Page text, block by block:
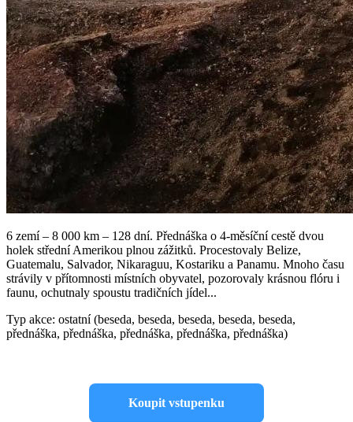
6 zemí – 8 000 km – 128 dní. Přednáška o 4-měsíční cestě dvou
holek střední Amerikou plnou zážitků. Procestovaly Belize,
Guatemalu, Salvador, Nikaraguu, Kostariku a Panamu. Mnoho času
strávily v přítomnosti místních obyvatel, pozorovaly krásnou flóru i
faunu, ochutnaly spoustu tradičních jídel...
Typ akce: ostatní (beseda, beseda, beseda, beseda, beseda,
přednáška, přednáška, přednáška, přednáška, přednáška)
Koupit vstupenku